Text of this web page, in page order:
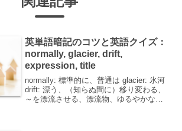
英単語暗記のコツと英語クイズ：
normally, glacier, drift,
expression, title
normally: 標準的に、普通は glacier: 氷河
drift: 漂う、（知らぬ間に）移り変わる、
～を漂流させる、漂流物、ゆるやかな変